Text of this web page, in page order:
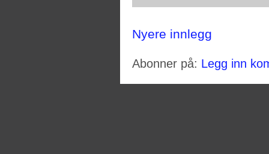
Nyere innlegg
Abonner på: Legg inn